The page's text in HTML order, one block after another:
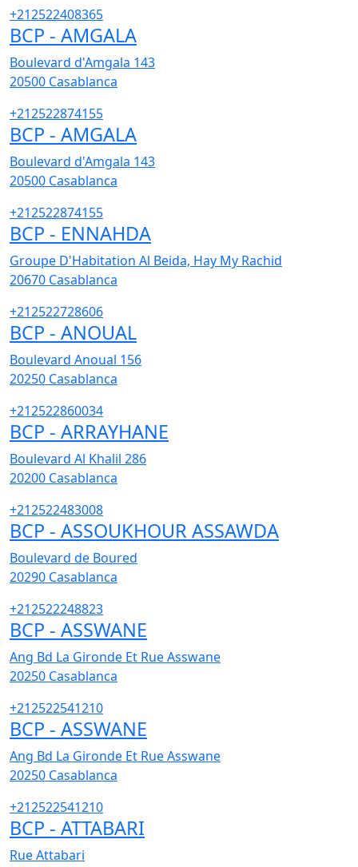
+212522408365
BCP - AMGALA
Boulevard d'Amgala 143
20500 Casablanca
+212522874155
BCP - AMGALA
Boulevard d'Amgala 143
20500 Casablanca
+212522874155
BCP - ENNAHDA
Groupe D'Habitation Al Beida, Hay My Rachid
20670 Casablanca
+212522728606
BCP - ANOUAL
Boulevard Anoual 156
20250 Casablanca
+212522860034
BCP - ARRAYHANE
Boulevard Al Khalil 286
20200 Casablanca
+212522483008
BCP - ASSOUKHOUR ASSAWDA
Boulevard de Boured
20290 Casablanca
+212522248823
BCP - ASSWANE
Ang Bd La Gironde Et Rue Asswane
20250 Casablanca
+212522541210
BCP - ASSWANE
Ang Bd La Gironde Et Rue Asswane
20250 Casablanca
+212522541210
BCP - ATTABARI
Rue Attabari